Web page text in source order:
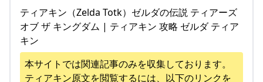
ティアキン（Zelda Totk）ゼルダの伝説 ティアーズ
オブ ザ キングダム | ティアキン 攻略 ゼルダ ティア
キン
本サイトでは関連記事のみを収集しております。
ティアキン原文を閲覧するには、以下のリンクを